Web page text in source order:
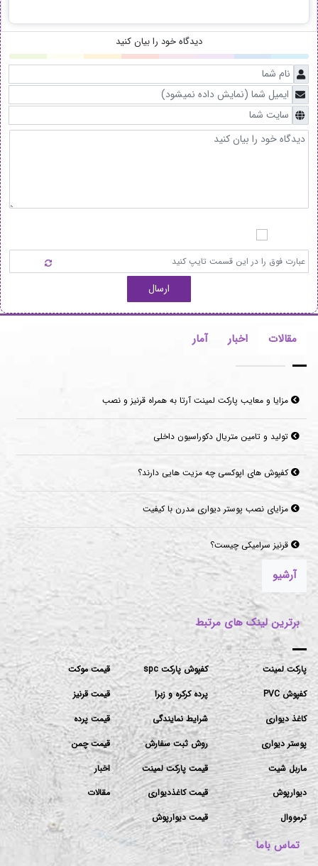
دیدگاه خود را بیان کنید
ارسال
مقالات اخبار آمار
تولید و تامین متریال دکوراسیون داخلی
کفپوش های اپوکسی چه مزیت هایی دارند؟
مزایای نصب پوستر دیواری مدرن با کیفیت
قرنیز سرامیکی چیست؟
موکت‌های مناسب برای فضاهای پرتردد و فضاهای اداری
آرشیو
برترین لینک های مرتبط
پارکت لمینت
کفپوش PVC
کاغذ دیواری
پوستر دیواری
ماربل شیت
دیوارپوش
ترمووال
کفپوش پارکت spc
پرده کرکره و زبرا
شرایط نمایندگی
روش ثبت سفارش
قیمت پارکت لمینت
قیمت کاغذدیواری
قیمت دیوارپوش
قیمت موکت
قیمت قرنیز
قیمت پرده
قیمت چمن
اخبار
مقالات
تماس باما